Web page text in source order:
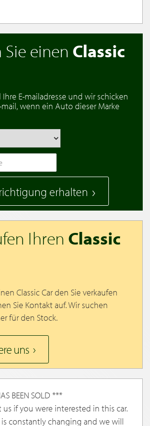
Sie einen Classic
Ihre E-mailadresse und wir schicken
wenn ein Auto dieser Marke
erhalten
Ihren Classic
Classic Car den Sie verkaufen
Sie Kontakt auf. Wir suchen
für den Stock.
uns
BEEN SOLD ***
us if you were interested in this car.
constantly changing and we will